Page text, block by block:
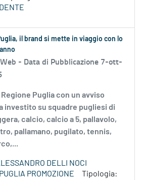
il brand si mette in viaggio con lo
- Data di Pubblicazione 7-ott-
Puglia con un avviso
investito su squadre pugliesi di
calcio, calcio a 5, pallavolo,
pallamano, pugilato, tennis,
DELLI NOCI
PUGLIA PROMOZIONE
Tipologia: